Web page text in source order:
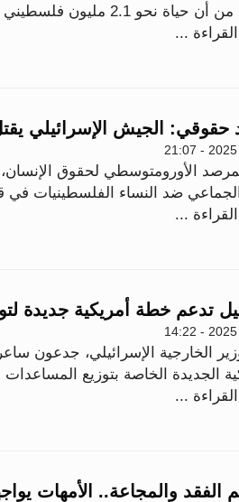
نحو 2.1 مليون فلسطيني أصبحت في...
...
الجيش الإسرائيلي
الأورومتوسطي لحقوق
الجماعي ضد النساء الفلسطينيات في
...
تدعم خطة أمريكية جديدة
الخارجية الإسرائيلي، جدعون
الجديدة الخاصة بتوزيع
...
الفقد والمجاعة.. الأمهات